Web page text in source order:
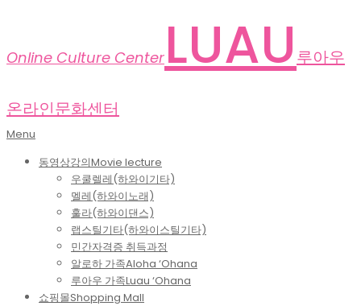
Online Culture Center LUAU 루아우
온라인문화센터
Primary
Menu
Menu
동영상강의Movie lecture
우쿨렐레(하와이기타)
멜레(하와이노래)
훌라(하와이댄스)
랩스틸기타(하와이스틸기타)
민간자격증 취득과정
알로하 가족Aloha ‘Ohana
루아우 가족Luau ‘Ohana
쇼핑몰Shopping Mall